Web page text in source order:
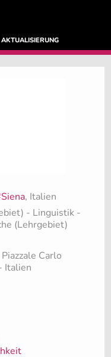
AKTUALISIERUNG
, Italien
- Linguistik -
(Lehrgebiet)
Carlo
Italien